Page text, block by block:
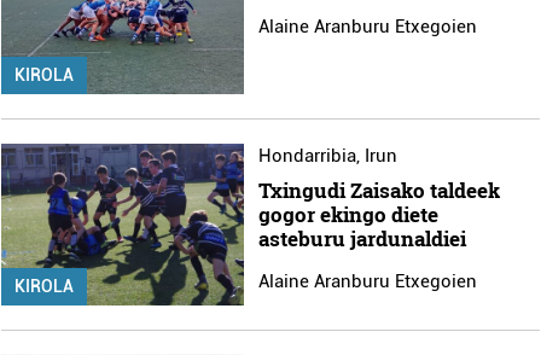
KIROLA
Alaine Aranburu Etxegoien
KIROLA
Hondarribia, Irun
Txingudi Zaisako taldeek
gogor ekingo diete
asteburu jardunaldiei
Alaine Aranburu Etxegoien